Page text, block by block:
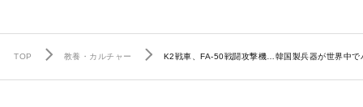
TOP 教養・カルチャー K2戦車、FA-50戦闘攻撃機…韓国製兵器が世界中